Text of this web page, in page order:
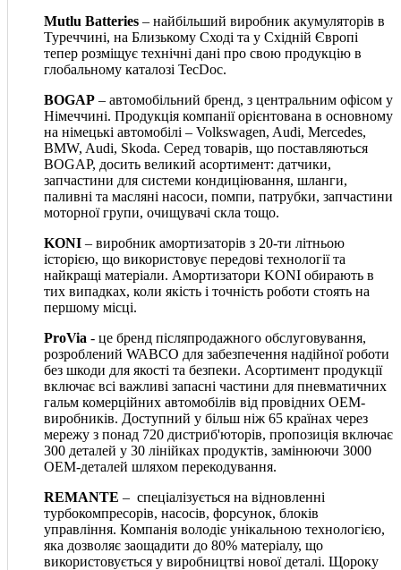
Mutlu Batteries – найбільший виробник акумуляторів в
Туреччині, на Близькому Сході та у Східній Європі
тепер розміщує технічні дані про свою продукцію в
глобальному каталозі TecDoc.
BOGAP – автомобільний бренд, з центральним офісом у
Німеччині. Продукція компанії орієнтована в основному
на німецькі автомобілі – Volkswagen, Audi, Mercedes,
BMW, Audi, Skoda. Серед товарів, що поставляються
BOGAP, досить великий асортимент: датчики,
запчастини для системи кондиціювання, шланги,
паливні та масляні насоси, помпи, патрубки, запчастини
моторної групи, очищувачі скла тощо.
KONI – виробник амортизаторів з 20-ти літньою
історією, що використовує передові технології та
найкращі матеріали. Амортизатори KONI обирають в
тих випадках, коли якість і точність роботи стоять на
першому місці.
ProVia - це бренд післяпродажного обслуговування,
розроблений WABCO для забезпечення надійної роботи
без шкоди для якості та безпеки. Асортимент продукції
включає всі важливі запасні частини для пневматичних
гальм комерційних автомобілів від провідних OEM-
виробників. Доступний у більш ніж 65 країнах через
мережу з понад 720 дистриб'юторів, пропозиція включає
300 деталей у 30 лінійках продуктів, замінюючи 3000
OEM-деталей шляхом перекодування.
REMANTE – спеціалізується на відновленні
турбокомпресорів, насосів, форсунок, блоків
управління. Компанія володіє унікальною технологією,
яка дозволяє заощадити до 80% матеріалу, що
використовується у виробництві нової деталі. Щороку